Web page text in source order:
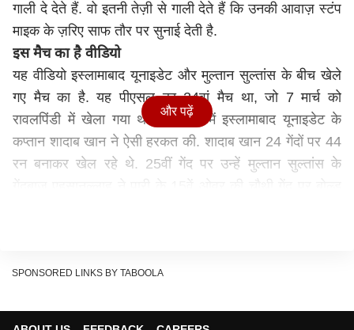
गाली दे देते हैं. वो इतनी तेज़ी से गाली देते हैं कि उनकी आवाज़ स्टंप
माइक के ज़रिए साफ तौर पर सुनाई देती है.
इस मैच का है वीडियो
यह वीडियो इस्लामाबाद यूनाइडेट और मुल्तान सुल्तांस के बीच खेले
गए मैच का है. यह पीएसल का 24वां मैच था, जो 7 मार्च को
रावलपिंडी में खेला गया था. इसी मैच में इस्लामाबाद यूनाइडेट के
कप्तान शादाब खान ने ऐसी हरकत की. शादाब खान 24 गेंदों पर 44
रन बनाकर खेल रहे थे. 25वीं गेंद पर उन्हें मुल्तान सुल्तांस के
pic.twitter.com/hG8ZMyeht7
और पढ़ें
SPONSORED LINKS BY TABOOLA